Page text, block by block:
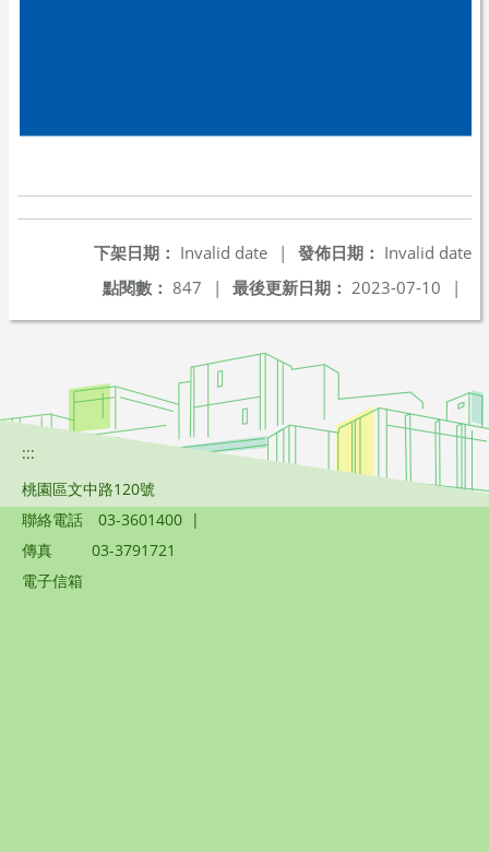
發佈日期： Invalid date
下架日期： Invalid date
|
最後更新日期： 2023-07-10 |
點閱數： 847 |
:::
桃園區文中路120號
聯絡電話
03-3601400 |
傳真
03-3791721
電子信箱